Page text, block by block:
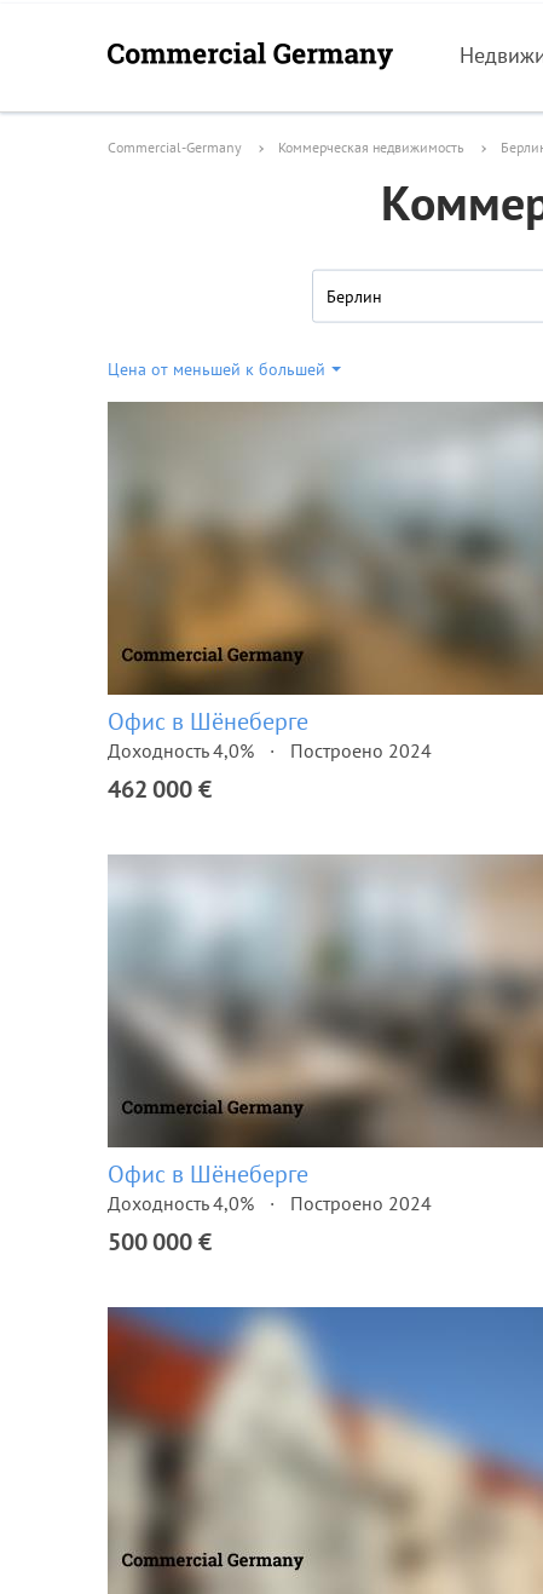
Commercial-Germany Коммерческая недвижимость
Берлин
Цена от меньшей к большей
Офис в Шёнеберге
Доходность 4,0% Построено 2024
462 000 €
Офис в Шёнеберге
Доходность 4,0% Построено 2024
500 000 €